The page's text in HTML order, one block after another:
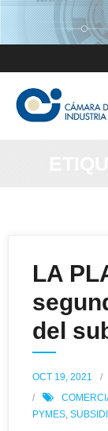
Skip
LA
del
OCT 19, 2021
PYMES,